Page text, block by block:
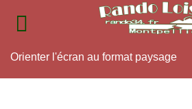
Orienter l'écran au format paysage